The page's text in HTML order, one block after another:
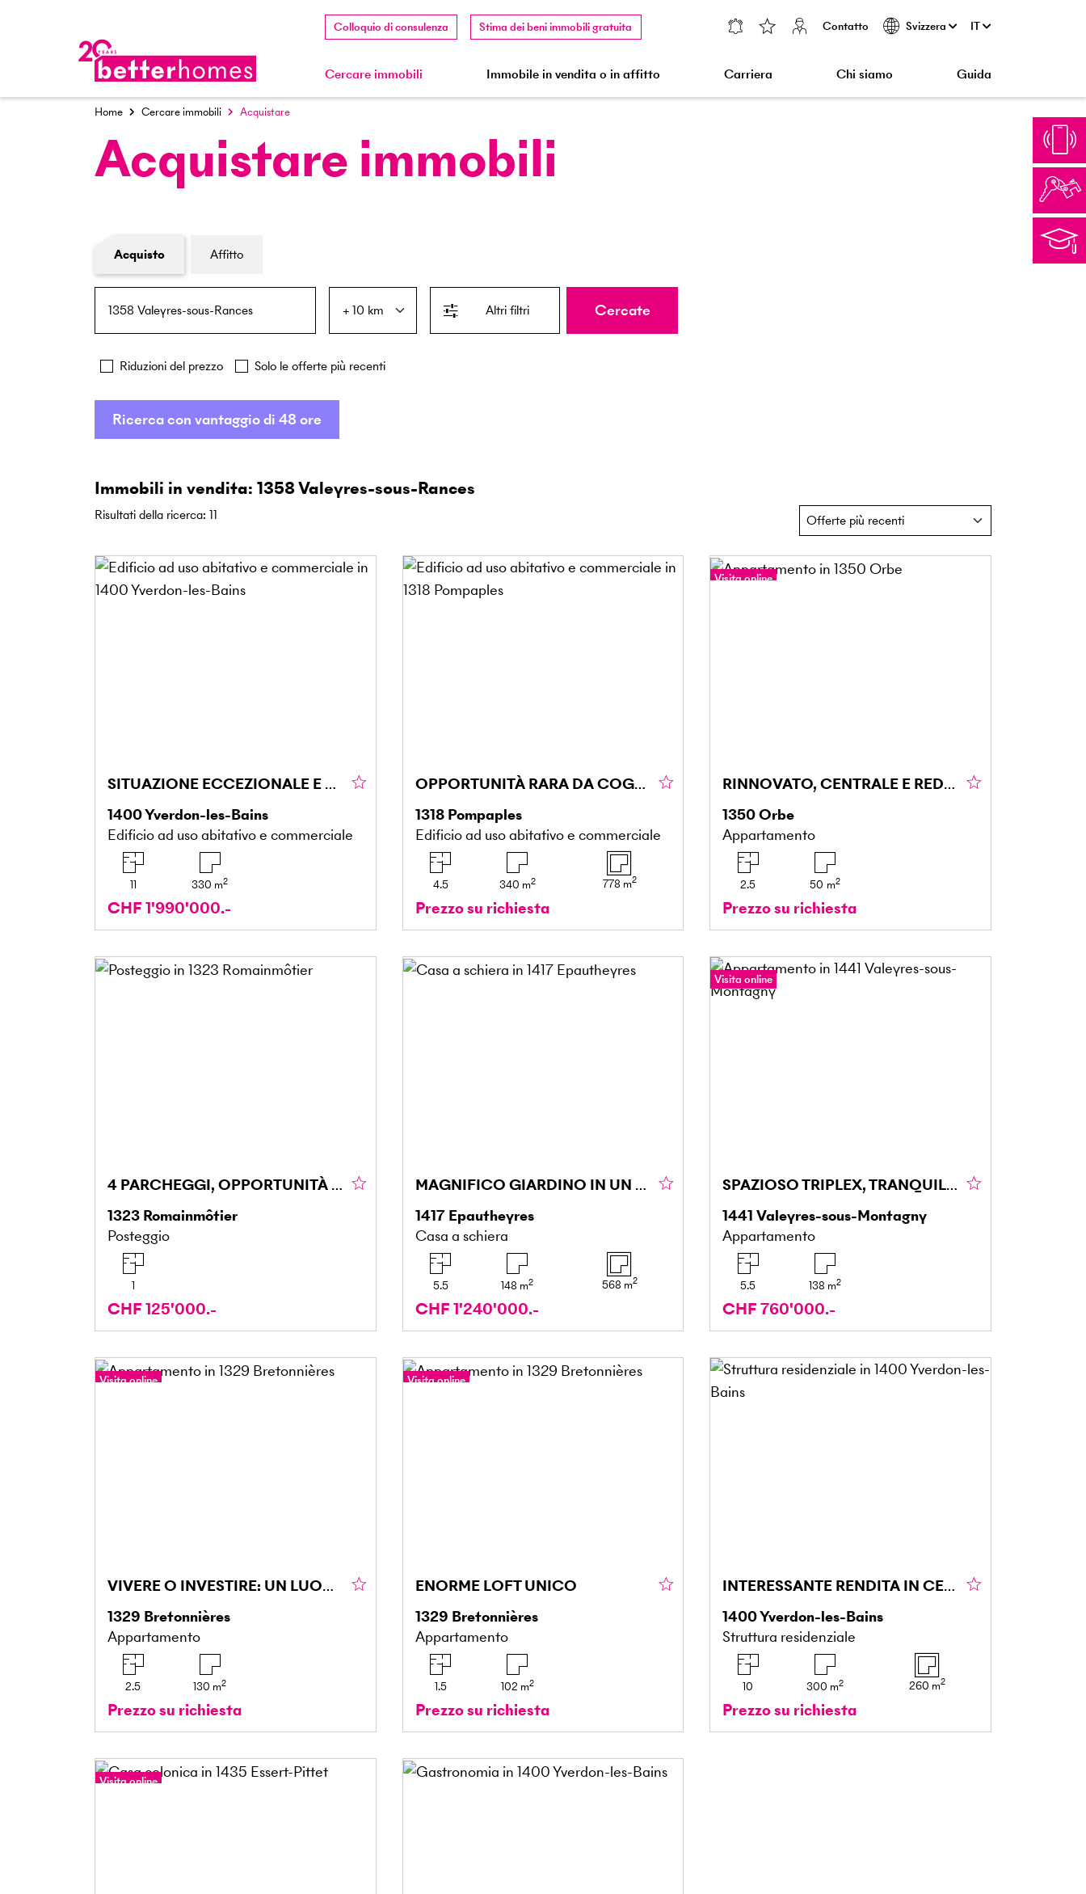
Colloquio di consulenza Stima dei beni immobili gratuita Contatto Svizzera IT
Cercare immobili Immobile in vendita o in affitto Carriera Chi siamo Guida
Home Cercare immobili Acquistare
Acquistare immobili
Modulo di ricerca immobiliare
Acquisto
Affitto
Altri filtri
Riduzioni del prezzo Solo le offerte più recenti
Cercate
Ricerca con vantaggio di 48 ore
Immobili in vendita: 1358 Valeyres-sous-Rances
Risultati della ricerca: 11
SITUAZIONE ECCEZIONALE E RENDIMENTO STABILE
1400Yverdon-les-Bains
Edificio ad uso abitativo e commerciale
11 330 m2
CHF 1'990'000.-
OPPORTUNITÀ RARA DA COGLIERE
1318 Pompaples
Edificio ad uso abitativo e commerciale
4.5 340 m2 778 m2
Prezzo su richiesta
Visita online
RINNOVATO, CENTRALE E REDDITIZIO
1350Orbe
Appartamento
2.5 50 m2
Prezzo su richiesta
4 PARCHEGGI, OPPORTUNITÀ DI INVESTIMENTO
1323 Romainmôtier
Posteggio
1
CHF 125'000.-
MAGNIFICO GIARDINO IN UN AMBIENTE TRANQUILLO
1417 Epautheyres
Casa a schiera
5.5 148 m2 568 m2
CHF 1'240'000.-
Visita online
SPAZIOSO TRIPLEX, TRANQUILLO, VICINO A MONTAGNY
1441 Valeyres-sous-Montagny
Appartamento
5.5 138 m2
CHF 760'000.-
Visita online
VIVERE O INVESTIRE: UN LUOGO SENZA TEMPO
1329 Bretonnières
Appartamento
2.5 130 m2
Prezzo su richiesta
Visita online
ENORME LOFT UNICO
1329 Bretonnières
Appartamento
1.5 102 m2
Prezzo su richiesta
INTERESSANTE RENDITA IN CENTRO CITTÀ CON GIARDINO
1400Yverdon-les-Bains
Struttura residenziale
10 300 m2 260 m2
Prezzo su richiesta
Visita online